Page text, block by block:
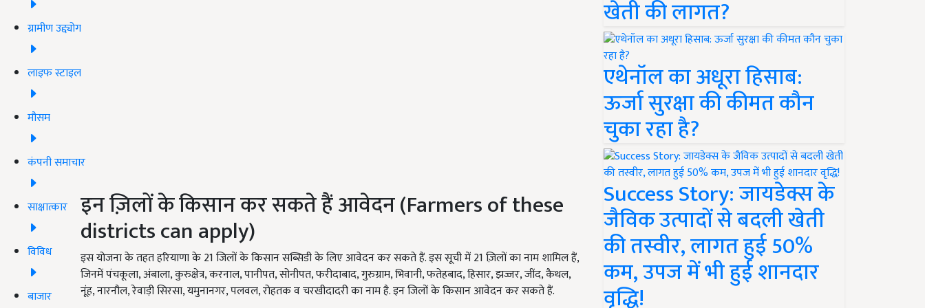
ग्रामीण उद्द्योग
लाइफ स्टाइल
मौसम
कंपनी समाचार
साक्षात्कार
विविध
बाजार
इन ज़िलों के किसान कर सकते हैं आवेदन (Farmers of these
districts can apply)
इस योजना के तहत हरियाणा के 21 जिलों के किसान सब्सिडी के लिए आवेदन कर सकते हैं. इस सूची में 21 ज़िलों का नाम शामिल हैं,
जिनमें पंचकूला, अंबाला, कुरुक्षेत्र, करनाल, पानीपत, सोनीपत, फरीदाबाद, गुरुग्राम, भिवानी, फतेहबाद, हिसार, झज्जर, जींद, कैथल,
नूंह, नारनौल, रेवाड़ी सिरसा, यमुनानगर, पलवल, रोहतक व चरखीदादरी का नाम है. इन जिलों के किसान आवेदन कर सकते हैं.
खेती की लागत?
एथेनॉल का अधूरा हिसाब:
ऊर्जा सुरक्षा की कीमत कौन
चुका रहा है?
Success Story: जायडेक्स के
जैविक उत्पादों से बदली खेती
की तस्वीर, लागत हुई 50%
कम, उपज में भी हुई शानदार
वृद्धि!